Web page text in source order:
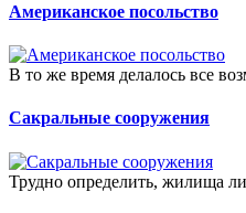
Американское посольство
В то же время делалось все
Сакральные сооружения
Трудно определить, жилища